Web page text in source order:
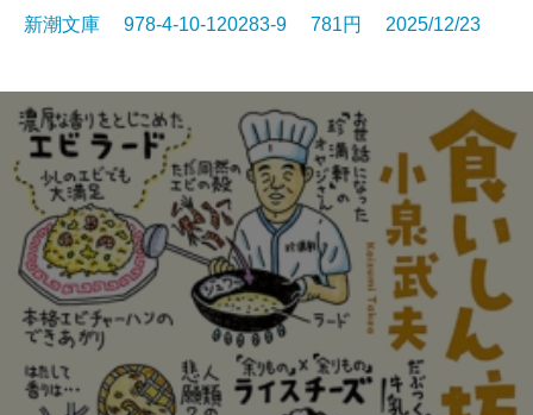
新潮文庫 978-4-10-120283-9 781円 2025/12/23